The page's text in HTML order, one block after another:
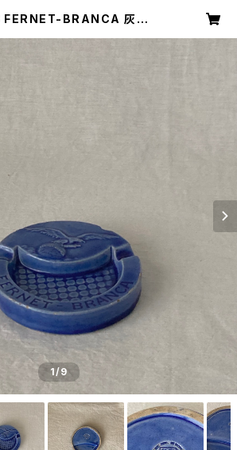
1/9